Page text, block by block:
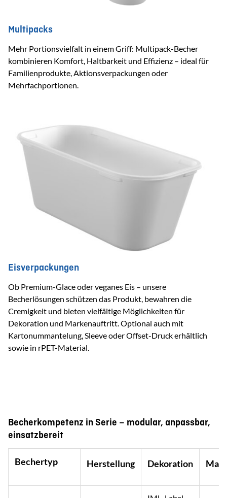
Multipacks
Mehr Portionsvielfalt in einem Griff: Multipack-Becher
kombinieren Komfort, Haltbarkeit und Effizienz – ideal für
Familienprodukte, Aktionsverpackungen oder
Mehrfachportionen.
Eisverpackungen
Ob Premium-Glace oder veganes Eis – unsere
Becherlösungen schützen das Produkt, bewahren die
Cremigkeit und bieten vielfältige Möglichkeiten für
Dekoration und Markenauftritt. Optional auch mit
Kartonummantelung, Sleeve oder Offset-Druck erhältlich
sowie in rPET-Material.
Becherkompetenz in Serie – modular, anpassbar,
einsatzbereit
Bechertyp Herstellung Dekoration